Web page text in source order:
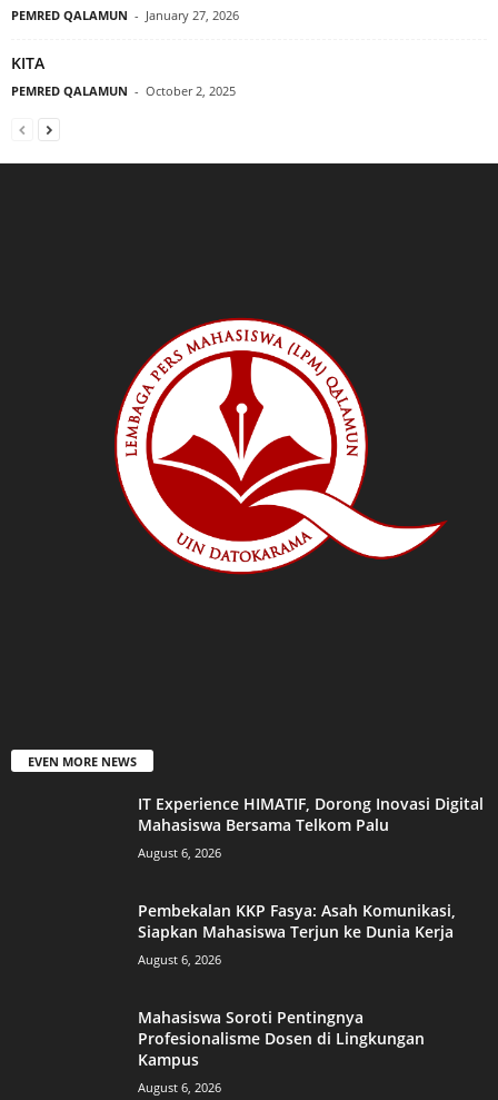
PEMRED QALAMUN - January 27, 2026
KITA
PEMRED QALAMUN - October 2, 2025
EVEN MORE NEWS
IT Experience HIMATIF, Dorong Inovasi Digital
Mahasiswa Bersama Telkom Palu
August 6, 2026
Pembekalan KKP Fasya: Asah Komunikasi,
Siapkan Mahasiswa Terjun ke Dunia Kerja
August 6, 2026
Mahasiswa Soroti Pentingnya
Profesionalisme Dosen di Lingkungan
Kampus
August 6, 2026